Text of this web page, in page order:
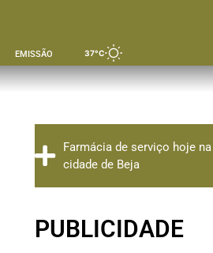
EMISSÃO 37°C
Farmácia de serviço hoje na
cidade de Beja
PUBLICIDADE